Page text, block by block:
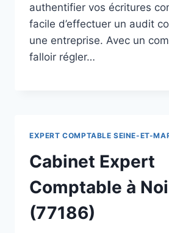
authentifier vos écritures
facile d’effectuer un audit
une entreprise. Avec un
falloir régler…
EXPERT COMPTABLE SEINE-ET-
Cabinet Expert
Comptable à
(77186)